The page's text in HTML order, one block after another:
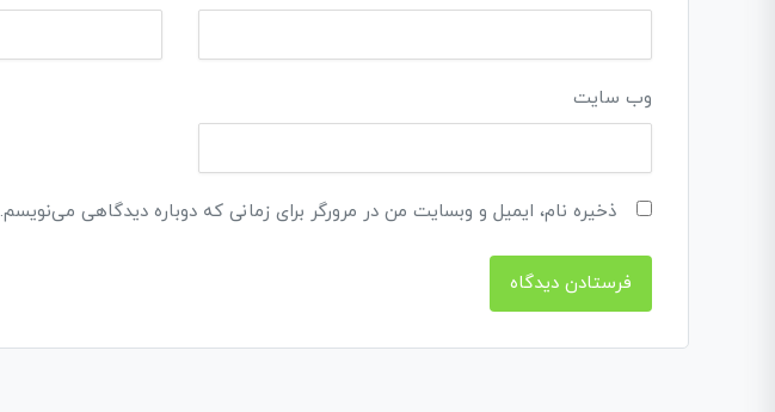
وب‌ سایت
ذخیره نام، ایمیل و وبسایت من در مرورگر برای زمانی که دوباره دیدگاهی می‌نویسم.